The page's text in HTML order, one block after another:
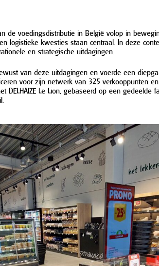
de voedingsdistributie in België volop in
logistieke kwesties staan centraal. In deze
en strategische uitdagingen.
van deze uitdagingen en voerde een
voor zijn netwerk van 325 verkooppunten
DELHAIZE Le Lion, gebaseerd op een gedeelde